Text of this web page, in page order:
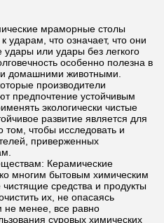
мраморные столы
ударам, что означает, что они
или удары без легкого
особенно полезна в
домашними животными.
производители
предпочтение устойчивым
экологически чистые
развитие является для
том, чтобы исследовать и
приверженных
Керамические
многим бытовым химическим
средства и продукты
их, не опасаясь
не менее, все равно
суровых химических